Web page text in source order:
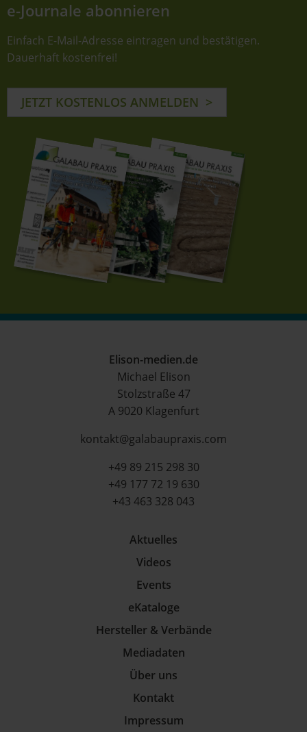
e-Journale abonnieren
Einfach E-Mail-Adresse eintragen und bestätigen.
Dauerhaft kostenfrei!
JETZT KOSTENLOS ANMELDEN
Elison-medien.de
Michael Elison
Stolzstraße 47
A 9020 Klagenfurt
kontakt@galabaupraxis.com
+49 89 215 298 30
+49 177 72 19 630
+43 463 328 043
Aktuelles
Videos
Events
eKataloge
Hersteller & Verbände
Mediadaten
Über uns
Kontakt
Impressum